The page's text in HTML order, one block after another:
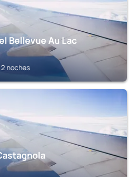
Bellevue Au Lac
noches